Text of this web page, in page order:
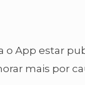
o App estar
mais por